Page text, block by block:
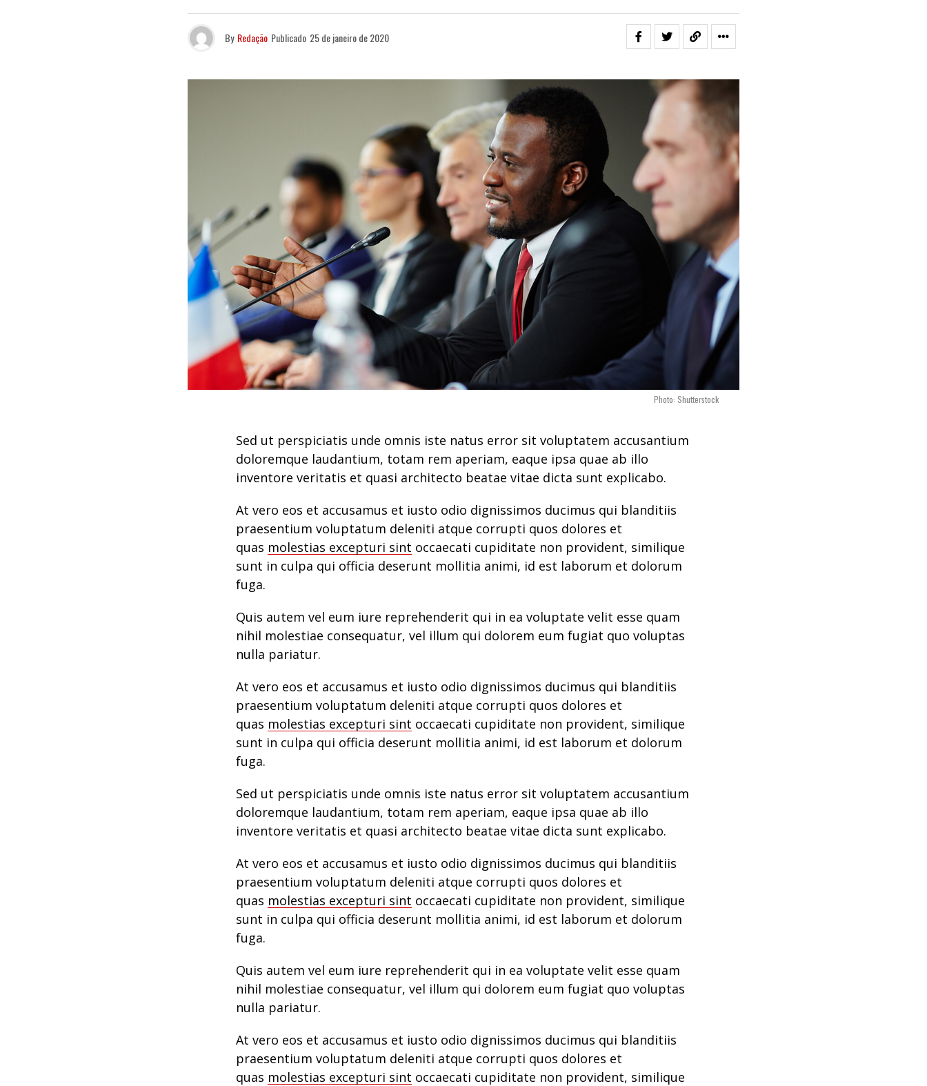
By Redação Publicado 25 de janeiro de 2020
Photo: Shutterstock
Sed ut perspiciatis unde omnis iste natus error sit voluptatem accusantium
doloremque laudantium, totam rem aperiam, eaque ipsa quae ab illo
inventore veritatis et quasi architecto beatae vitae dicta sunt explicabo.
At vero eos et accusamus et iusto odio dignissimos ducimus qui blanditiis
praesentium voluptatum deleniti atque corrupti quos dolores et
quas molestias excepturi sint occaecati cupiditate non provident, similique
sunt in culpa qui officia deserunt mollitia animi, id est laborum et dolorum
fuga.
Quis autem vel eum iure reprehenderit qui in ea voluptate velit esse quam
nihil molestiae consequatur, vel illum qui dolorem eum fugiat quo voluptas
nulla pariatur.
At vero eos et accusamus et iusto odio dignissimos ducimus qui blanditiis
praesentium voluptatum deleniti atque corrupti quos dolores et
quas molestias excepturi sint occaecati cupiditate non provident, similique
sunt in culpa qui officia deserunt mollitia animi, id est laborum et dolorum
fuga.
Sed ut perspiciatis unde omnis iste natus error sit voluptatem accusantium
doloremque laudantium, totam rem aperiam, eaque ipsa quae ab illo
inventore veritatis et quasi architecto beatae vitae dicta sunt explicabo.
At vero eos et accusamus et iusto odio dignissimos ducimus qui blanditiis
praesentium voluptatum deleniti atque corrupti quos dolores et
quas molestias excepturi sint occaecati cupiditate non provident, similique
sunt in culpa qui officia deserunt mollitia animi, id est laborum et dolorum
fuga.
Quis autem vel eum iure reprehenderit qui in ea voluptate velit esse quam
nihil molestiae consequatur, vel illum qui dolorem eum fugiat quo voluptas
nulla pariatur.
At vero eos et accusamus et iusto odio dignissimos ducimus qui blanditiis
praesentium voluptatum deleniti atque corrupti quos dolores et
quas molestias excepturi sint occaecati cupiditate non provident, similique